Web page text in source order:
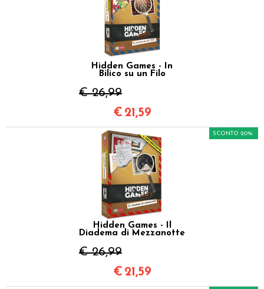
Hidden Games - In
Bilico su un Filo
€ 26,99
€ 21,59
Hidden Games - Il
Diadema di Mezzanotte
€ 26,99
SCONTO 20%
€ 21,59